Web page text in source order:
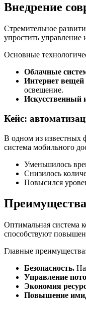
Внедрение
Стремительное
упростить управление
Основные
Облачные
Интернет вещей
освещение.
Искусственный
Кейс:
В одном из известных
система мобильного
Уменьшилось
Снизилось
Повысился
Оптимальная система
способствуют
Главные преимущества:
Безопасность.
Управление
Экономия
Повышение